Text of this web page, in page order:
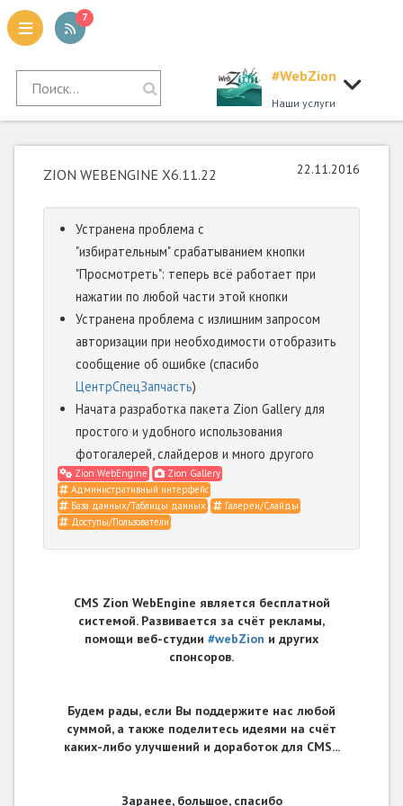
7
#WebZion
Наши услуги
ZION WEBENGINE X6.11.22 22.11.2016
Устранена проблема с
"избирательным" срабатыванием кнопки
"Просмотреть": теперь всё работает при
нажатии по любой части этой кнопки
Устранена проблема с излишним запросом
авторизации при необходимости отобразить
сообщение об ошибке (спасибо
ЦентрСпецЗапчасть)
Начата разработка пакета Zion Gallery для
простого и удобного использования
фотогалерей, слайдеров и много другого
Zion WebEngine
Zion Gallery
Административный интерфейс
База данных/Таблицы данных
Галереи/Слайды
Доступы/Пользователи
CMS Zion WebEngine является бесплатной
системой. Развивается за счёт рекламы,
помощи веб-студии #webZion и других
спонсоров.
Будем рады, если Вы поддержите нас любой
суммой, а также поделитесь идеями на счёт
каких-либо улучшений и доработок для CMS...
Заранее, большое, спасибо